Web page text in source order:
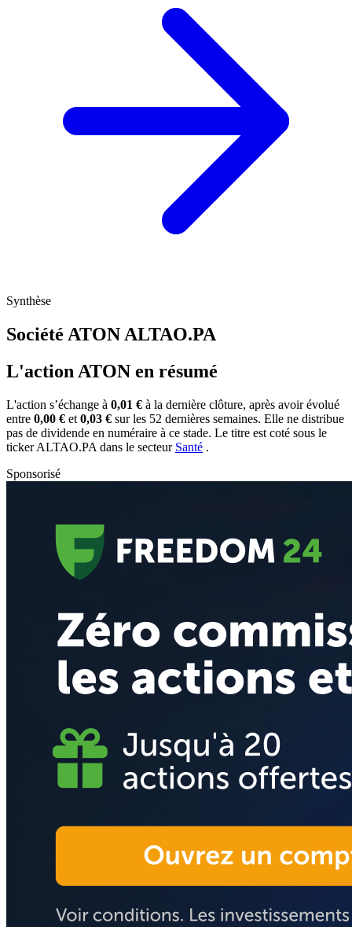
Synthèse
Société ATON ALTAO.PA
L'action ATON en résumé
L'action s’échange à 0,01 € à la dernière clôture, après avoir évolué
entre 0,00 € et 0,03 € sur les 52 dernières semaines. Elle ne distribue
pas de dividende en numéraire à ce stade. Le titre est coté sous le
tickerALTAO.PA dans le secteur Santé .
Sponsorisé